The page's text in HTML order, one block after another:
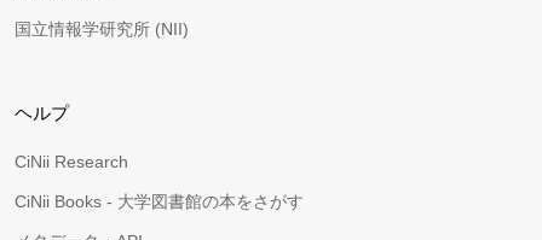
国立情報学研究所 (NII)
ヘルプ
CiNii Research
CiNii Books - 大学図書館の本をさがす